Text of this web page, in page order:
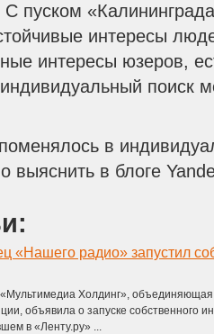
пуском
интересы
интересы юзеров,
поиск
в
выяснить в блоге
«Нашего радио» запустил
Холдинг»,
объявила о запуске собственного
в «Ленту.ру» ...